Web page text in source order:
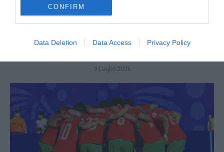
CONFIRM
Data Deletion Data Access Privacy Policy
9 Luglio 2026